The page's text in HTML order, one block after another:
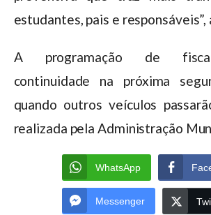
estudantes, pais e
A programação de
continuidade na próxima
quando outros veículos
realizada pela Administração
WhatsApp
Messenger